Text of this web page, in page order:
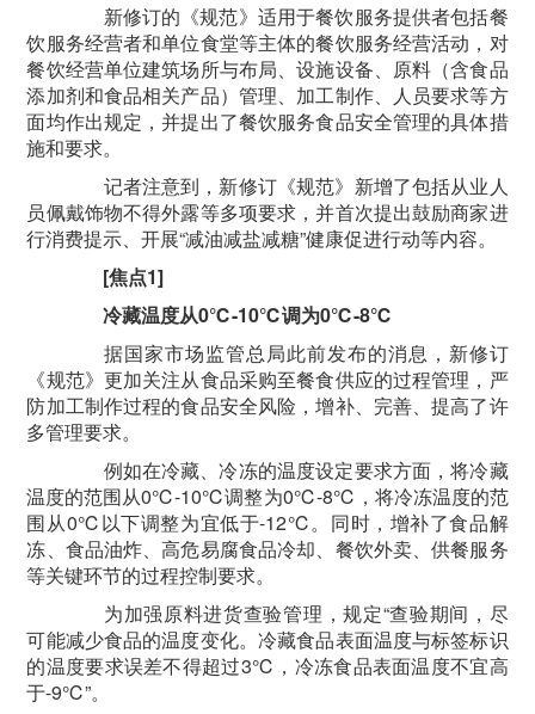
新修订的《规范》适用于餐饮服务提供者包括餐
饮服务经营者和单位食堂等主体的餐饮服务经营活动，对
餐饮经营单位建筑场所与布局、设施设备、原料 （含食品
添加剂和食品相关产品）管理、加工制作、人员要求等方
面均作出规定，并提出了餐饮服务食品安全管理的具体措
施和要求。
记者注意到，新修订《规范》新增了包括从业人
员佩戴饰物不得外露等多项要求，并首次提出鼓励商家进
行消费提示、开展“减油减盐减糖”健康促进行动等内容。
[焦点1]
冷藏温度从0℃-10℃调为0℃-8℃
据国家市场监管总局此前发布的消息，新修订
《规范》更加关注从食品采购至餐食供应的过程管理，严
防加工制作过程的食品安全风险，增补、完善、提高了许
多管理要求。
例如在冷藏、冷冻的温度设定要求方面，将冷藏
温度的范围从0℃-10℃调整为0℃-8℃，将冷冻温度的范
围从0℃以下调整为宜低于-12℃。同时，增补了食品解
冻、食品油炸、高危易腐食品冷却、餐饮外卖、供餐服务
等关键环节的过程控制要求。
为加强原料进货查验管理，规定“查验期间，尽
可能减少食品的温度变化。冷藏食品表面温度与标签标识
的温度要求误差不得超过3℃，冷冻食品表面温度不宜高
于-9℃”。